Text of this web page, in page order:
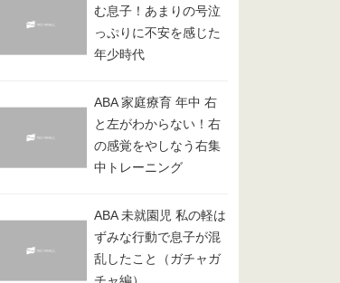
む息子！あまりの号泣
っぷりに不安を感じた
年少時代
ABA 家庭療育 年中 右
と左がわからない！右
の感覚をやしなう右集
中トレーニング
ABA 未就園児 私の軽は
ずみな行動で息子が混
乱したこと（ガチャガ